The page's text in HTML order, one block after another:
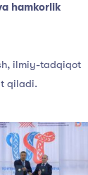
hamkorlik
ilmiy-tadqiqot
qiladi.